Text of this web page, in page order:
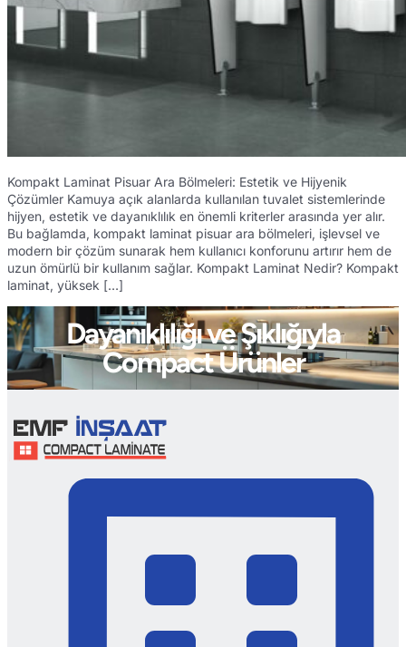
Kompakt Laminat Pisuar Ara Bölmeleri: Estetik ve Hijyenik
Çözümler Kamuya açık alanlarda kullanılan tuvalet sistemlerinde
hijyen, estetik ve dayanıklılık en önemli kriterler arasında yer alır.
Bu bağlamda, kompakt laminat pisuar ara bölmeleri, işlevsel ve
modern bir çözüm sunarak hem kullanıcı konforunu artırır hem de
uzun ömürlü bir kullanım sağlar. Kompakt Laminat Nedir? Kompakt
laminat, yüksek […]
Dayanıklılığı ve Şıklığıyla
Compact Ürünler